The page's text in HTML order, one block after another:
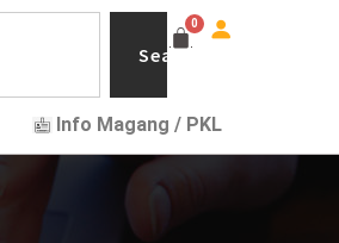
Search
Info Magang / PKL